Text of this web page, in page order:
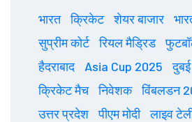
भारत क्रिकेट शेयर बाजार
सुप्रीम कोर्ट
रियल मैड्रिड
हैदराबाद
Asia Cup 2025 दुबई
क्रिकेट मैच
निवेशक विंबलडन
उत्तर प्रदेश
पीएम मोदी
लाइव